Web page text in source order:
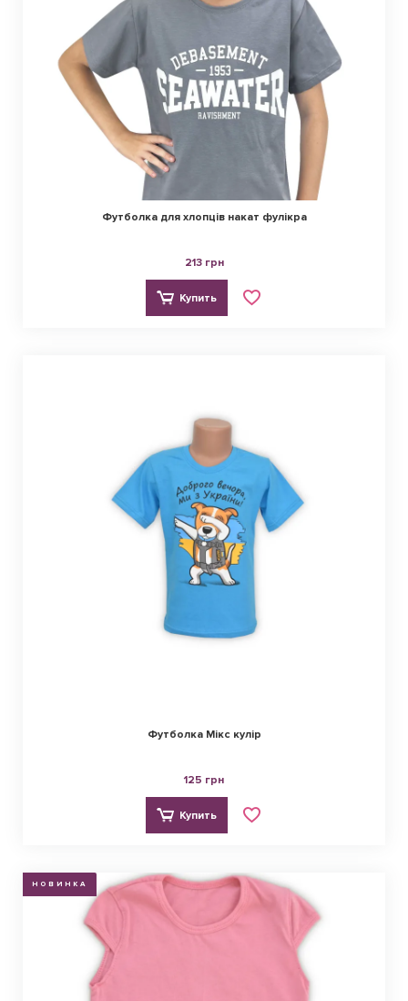
Футболка для хлопців накат фулікра
213 грн
Купить
Футболка Мікс кулір
125 грн
Купить
НОВИНКА